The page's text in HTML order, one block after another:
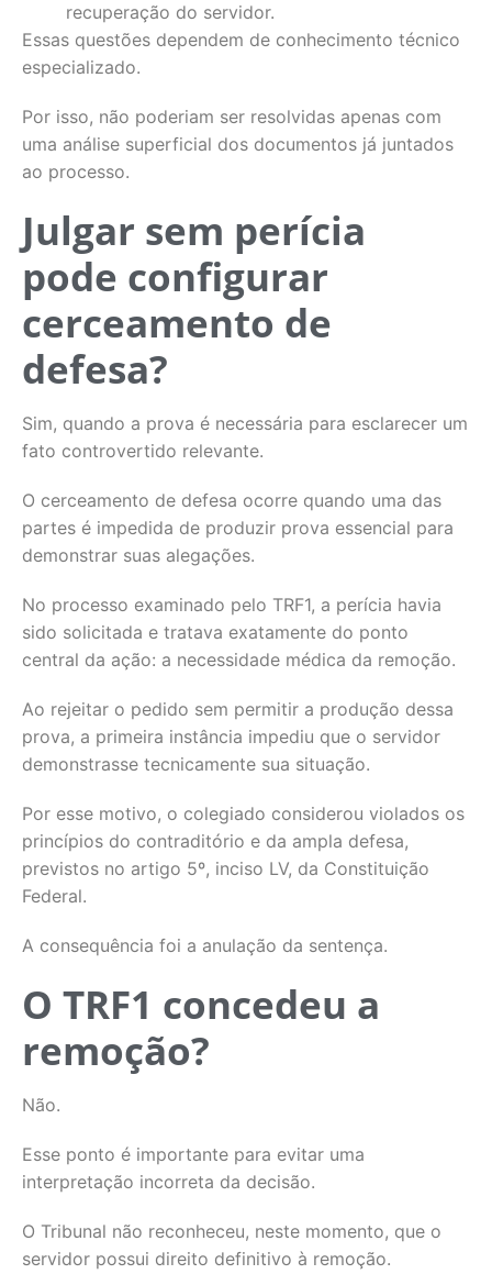
recuperação do servidor.
Essas questões dependem de conhecimento técnico
especializado.
Por isso, não poderiam ser resolvidas apenas com
uma análise superficial dos documentos já juntados
ao processo.
Julgar sem perícia
pode configurar
cerceamento de
defesa?
Sim, quando a prova é necessária para esclarecer um
fato controvertido relevante.
O cerceamento de defesa ocorre quando uma das
partes é impedida de produzir prova essencial para
demonstrar suas alegações.
No processo examinado pelo TRF1, a perícia havia
sido solicitada e tratava exatamente do ponto
central da ação: a necessidade médica da remoção.
Ao rejeitar o pedido sem permitir a produção dessa
prova, a primeira instância impediu que o servidor
demonstrasse tecnicamente sua situação.
Por esse motivo, o colegiado considerou violados os
princípios do contraditório e da ampla defesa,
previstos no artigo 5º, inciso LV, da Constituição
Federal.
A consequência foi a anulação da sentença.
O TRF1 concedeu a
remoção?
Não.
Esse ponto é importante para evitar uma
interpretação incorreta da decisão.
O Tribunal não reconheceu, neste momento, que o
servidor possui direito definitivo à remoção.